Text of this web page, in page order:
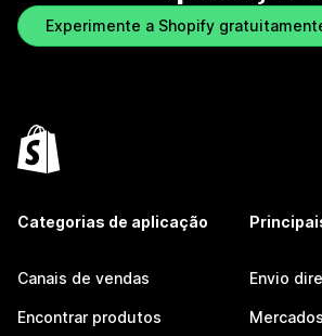
Experimente a Shopify
Categorias de aplicação
Canais de vendas
Encontrar produtos
Envio
Mercados